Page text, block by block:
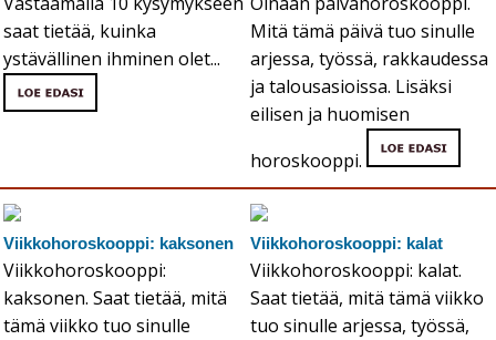
saat tietää, kuinka
ystävällinen ihminen olet...
Mitä tämä päivä tuo sinulle
arjessa, työssä, rakkaudessa
ja talousasioissa. Lisäksi
eilisen ja huomisen
horoskooppi.
Viikkohoroskooppi: kaksonen
Viikkohoroskooppi:
kaksonen. Saat tietää, mitä
tämä viikko tuo sinulle
Viikkohoroskooppi: kalat
Viikkohoroskooppi: kalat.
Saat tietää, mitä tämä viikko
tuo sinulle arjessa, työssä,